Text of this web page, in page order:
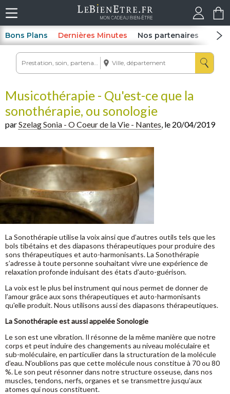
Bons Plans Dernières Minutes Nos partenaires Spas
Musicothérapie - Qu'est-ce que la
sonothérapie, ou sonologie
parSzelag Sonia - O Coeur de la Vie - Nantes, le 20/04/2019
La Sonothérapie utilise la voix ainsi que d’autres outils tels que les
bols tibétains et des diapasons thérapeutiques pour produire des
sons thérapeutiques et auto-harmonisants. La Sonothérapie
s’adresse à toute personne souhaitant vivre une expérience de
relaxation profonde induisant des états d’auto-guérison.
La voix est le plus bel instrument qui nous permet de donner de
l’amour grâce aux sons thérapeutiques et auto-harmonisants
qu'elle produit. Nous utilisons aussi des diapasons thérapeutiques.
La Sonothérapie est aussi appelée Sonologie
Le son est une vibration. Il résonne de la même manière que notre
corps et peut induire des changements au niveau moléculaire et
sub-moléculaire, en particulier dans la structuration de la molécule
d’eau. N’oublions pas que cette molécule nous constitue à 70 ou 80
%. Le son peut résonner dans notre structure osseuse, dans nos
muscles, tendons, nerfs, organes et se transmettre jusqu’aux
atomes qui nous constituent.